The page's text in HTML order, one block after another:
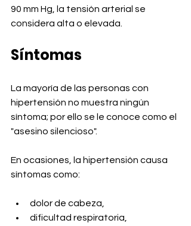
90 mm Hg, la tensión arterial se
considera alta o elevada.
Síntomas
La mayoría de las personas con
hipertensión no muestra ningún
síntoma; por ello se le conoce como el
"asesino silencioso".
En ocasiones, la hipertensión causa
síntomas como:
dolor de cabeza,
dificultad respiratoria,